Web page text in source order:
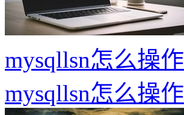
mysqllsn怎么操作
mysqllsn怎么操作